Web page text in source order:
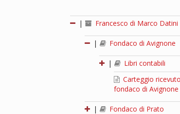
| Francesco di Marco Datini
| Fondaco di Avignone
|
Libri contabili
Carteggio
fondaco di Avignone
|
Fondaco di Prato